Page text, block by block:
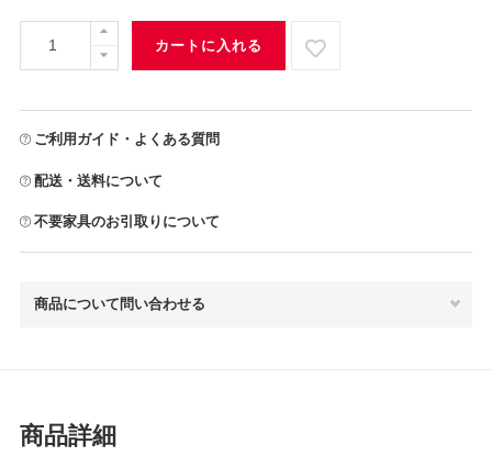
カートに入れる
ご利用ガイド・よくある質問
配送・送料について
不要家具のお引取りについて
商品について問い合わせる
商品詳細